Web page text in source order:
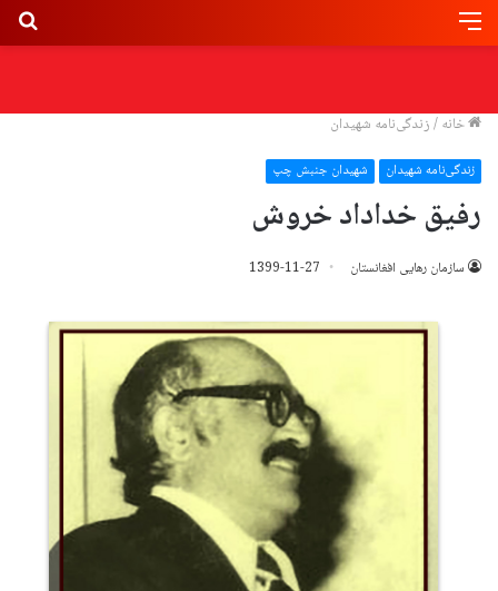
خانه/زندگی‌نامه شهیدان
زندگی‌نامه شهیدان شهیدان جنبش چپ
رفیق خداداد خروش
سازمان رهایی افغانستان 1399-11-27